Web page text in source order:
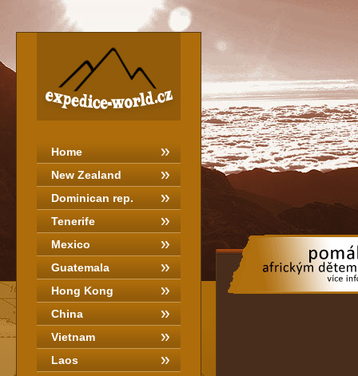
Home
New Zealand
Dominican rep.
Tenerife
Mexico
Guatemala
Hong Kong
China
Vietnam
Laos